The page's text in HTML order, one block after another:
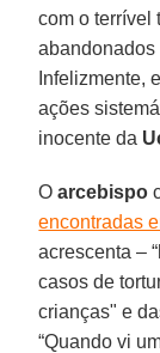
com o terrível
abandonados
Infelizmente,
ações
inocente da
Oarcebispo
encontradas
acrescenta –
casos de
crianças" e
“Quando vi